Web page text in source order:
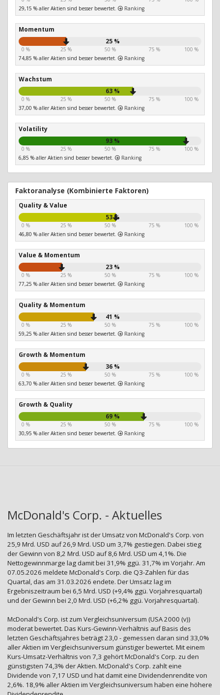
29,15 % aller Aktien sind besser bewertet.
Ranking
Momentum
25 %
0 % 25 % 50 % 75 %
100 %
74,85 % aller Aktien sind besser bewertet.
Ranking
Wachstum
63 %
0 % 25 % 50 % 75 %
100 %
37,00 % aller Aktien sind besser bewertet.
Ranking
Volatility
93 %
0 % 25 % 50 % 75 %
100 %
6,85 % aller Aktien sind besser bewertet.
Ranking
Faktoranalyse (Kombinierte Faktoren)
Quality & Value
53 %
0 % 25 % 50 % 75 %
100 %
46,80 % aller Aktien sind besser bewertet.
Ranking
Value & Momentum
23 %
0 % 25 % 50 % 75 %
100 %
77,25 % aller Aktien sind besser bewertet.
Ranking
Quality & Momentum
41 %
0 % 25 % 50 % 75 %
100 %
59,25 % aller Aktien sind besser bewertet.
Ranking
Growth & Momentum
36 %
0 % 25 % 50 % 75 %
100 %
63,70 % aller Aktien sind besser bewertet.
Ranking
Growth & Quality
69 %
0 % 25 % 50 % 75 %
100 %
30,95 % aller Aktien sind besser bewertet.
Ranking
McDonald's Corp. - Aktuelles
Im letzten Geschäftsjahr ist der Umsatz von McDonald's Corp. von
25,9 Mrd. USD auf 26,9 Mrd. USD um 3,7% gestiegen. Dabei stieg
der Gewinn von 8,2 Mrd. USD auf 8,6 Mrd. USD um 4,1%. Die
Nettogewinnmarge lag damit bei 31,9% ggü. 31,7% im Vorjahr. Am
07.05.2026 meldete McDonald's Corp. die Q3-Zahlen für das
Quartal, das am 31.03.2026 endete. Der Umsatz lag im
Ergebniszeitraum bei 6,5 Mrd. USD (+9,4% ggü. Vorjahresquartal)
und der Gewinn bei 2,0 Mrd. USD (+6,2% ggü. Vorjahresquartal).
McDonald's Corp. ist zum Vergleichsuniversum (USA 2000 (v))
moderat bewertet. Das Kurs-Gewinn-Verhältnis auf Basis des
letzten Geschäftsjahres beträgt 23,0 - gemessen daran sind 33,0%
aller Aktien im Vergleichsuniversum günstiger bewertet. Mit einem
Kurs-Umsatz-Verhältnis von 7,3 gehört McDonald's Corp. zu den
günstigsten 74,3% der Aktien. McDonald's Corp. zahlt eine
Dividende von 7,17 USD und hat damit eine Dividendenrendite von
2,6%. 18,9% aller Aktien im Vergleichsuniversum haben eine höhere